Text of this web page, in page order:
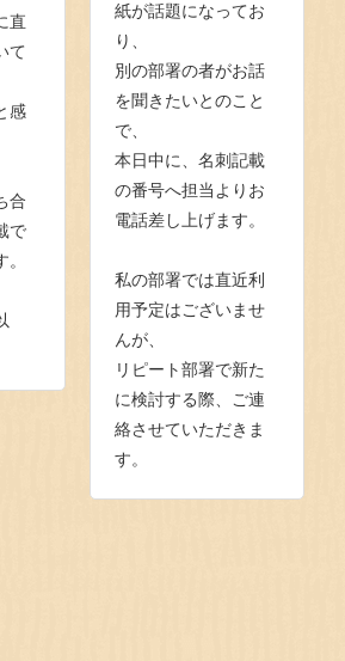
直
て
感
合
で
紙が話題になってお
り、
別の部署の者がお話
を聞きたいとのこと
で、
本日中に、名刺記載
の番号へ担当よりお
電話差し上げます。
私の部署では直近利
用予定はございませ
んが、
リピート部署で新た
に検討する際、ご連
絡させていただきま
す。